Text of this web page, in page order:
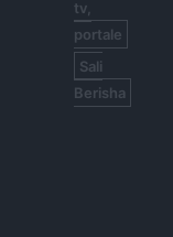
tv,
portale
Sali
Berisha